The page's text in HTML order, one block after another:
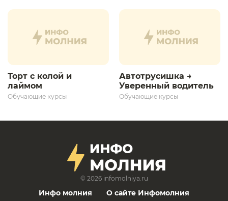
развития»
Торт с колой и
лаймом
Обучающие курсы
Автотрусишка →
Уверенный водитель​
Обучающие курсы
© 2026 infomolniya.ru
Инфо молния О сайте Инфомолния